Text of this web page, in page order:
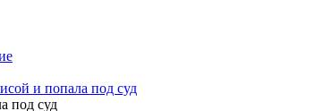
и попала под суд